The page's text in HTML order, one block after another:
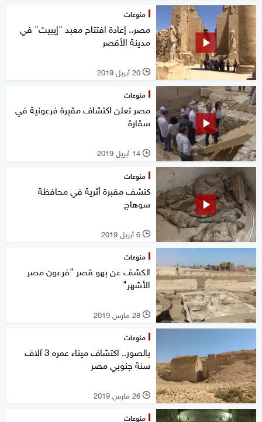
منوعات
مصر.. إعادة افتتاح معبد "إيبيت" في
مدينة الأقصر
l 20 أبريل 2019
منوعات
مصر تعلن اكتشاف مقبرة فرعونية في
سقارة
l 14 أبريل 2019
منوعات
كتشف مقبرة أثرية في محافظة
سوهاج
l 6 أبريل 2019
منوعات
الكشف عن بهو قصر "فرعون مصر
الأشهر"
l 28 مارس 2019
منوعات
بالصور.. اكتشاف ميناء عمره 3 آلاف
سنة جنوبي مصر
l 26 مارس 2019
منوعات